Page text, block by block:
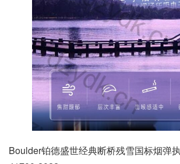
Boulder铂德盛世经典断桥残雪国标烟弹